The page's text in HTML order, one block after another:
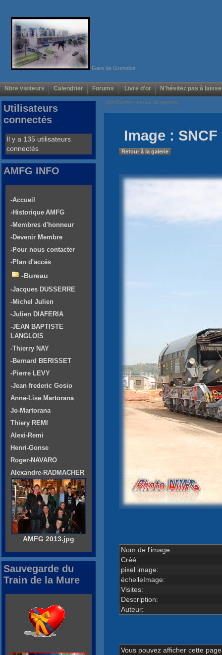
Gare de Grenoble
Nbre visiteurs Calendrier Forums Livre d'or N'hésitez pas à
Voir/Cacher menus de gauche
Image :
Retour à la galerie
Nom de l'image:
Créé:
pixel image:
échelleImage:
Visites:
Description:
Auteur:
Vous pouvez afficher cette
Utilisateurs
connectés
Il y a 135 utilisateurs
connectés
AMFG INFO
-Accueil
-Historique AMFG
-Membres d'honneur
-Devenir Membre
-Pour nous contacter
-Plan d'accés
-Bureau
-Jacques DUSSERRE
-Michel Julien
-Julien DIAFERIA
-JEAN BAPTISTE
LANGLOIS
-Thierry NAY
-Bernard BERISSET
-Pierre LEVY
-Jean frederic Gosio
Anne-Lise Martorana
Jo-Martorana
Thiery REMI
Alexi-Remi
Henri-Gonse
Roger-NAVARO
Alexandre-RADMACHER
AMFG 2013.jpg
Sauvegarde du
Train de la Mure